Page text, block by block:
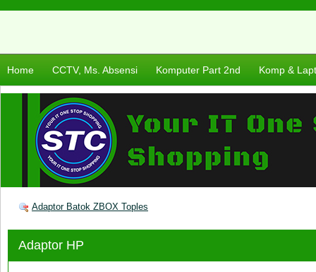
Home CCTV, Ms. Absensi Komputer Part 2nd Komp &
Adaptor Batok ZBOX Toples
Adaptor HP